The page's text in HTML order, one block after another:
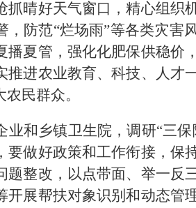
抓晴好天气窗口，精心组
，防范“烂场雨”等各类灾
夏管，强化化肥保供稳价
推进农业教育、科技、人
民群众。
业和乡镇卫生院，调研“三
要做好政策和工作衔接，
整改，以点带面、举一反
开展帮扶对象识别和动态